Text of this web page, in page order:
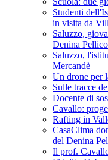
Studenti
in visita da
Saluzzo,
Denina
Saluzzo,
Mercandè
Un drone per
Sulle tracce
Docente di
Cavallo:
Rafting in
CasaClima
del Denina
Il prof.